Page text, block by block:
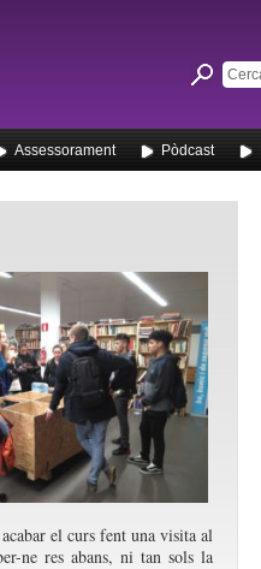
Assessorament Pòdcast
el curs fent una visita al
ne res abans, ni tan sols la